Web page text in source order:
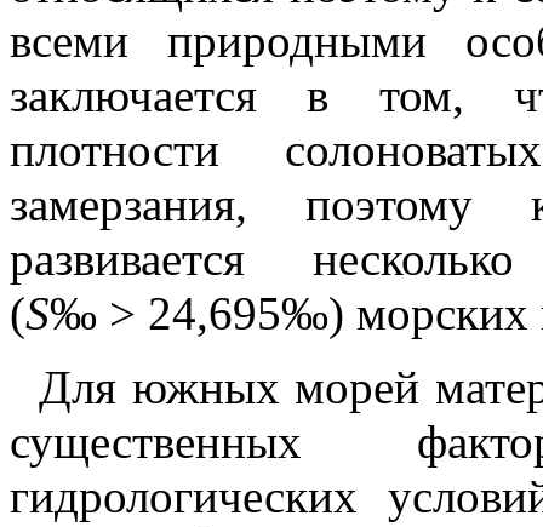
всеми природными
заключается в том,
плотности
замерзания, поэтому
развивается
(S‰ > 24,695‰) морских
Для южных морей
существенных
гидрологических